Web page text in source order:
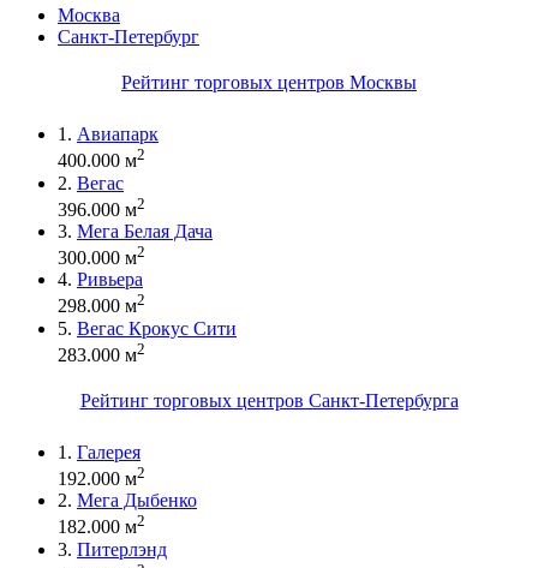
Москва
Санкт-Петербург
Рейтинг торговых центров Москвы
1. Авиапарк
400.000 м2
2. Вегас
396.000 м2
3. Мега Белая Дача
300.000 м2
4. Ривьера
298.000 м2
5. Вегас Крокус Сити
283.000 м2
Рейтинг торговых центров Санкт-Петербурга
1. Галерея
192.000 м2
2. Мега Дыбенко
182.000 м2
3. Питерлэнд